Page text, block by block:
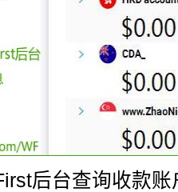
后台查询收款